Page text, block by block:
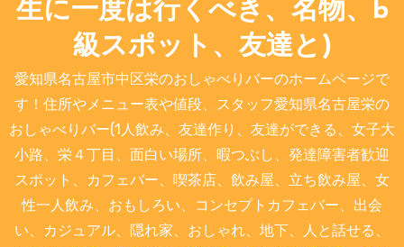
生に一度は行くべき、名物、b
級スポット、友達と)
愛知県名古屋市中区栄のおしゃべりバーのホームページで
す！住所やメニュー表や値段、スタッフ愛知県名古屋栄の
おしゃべりバー(1人飲み、友達作り、友達ができる、女子大
小路、栄４丁目、面白い場所、暇つぶし、発達障害者歓迎
スポット、カフェバー、喫茶店、飲み屋、立ち飲み屋、女
性一人飲み、おもしろい、コンセプトカフェバー、出会
い、カジュアル、隠れ家、おしゃれ、地下、人と話せる、